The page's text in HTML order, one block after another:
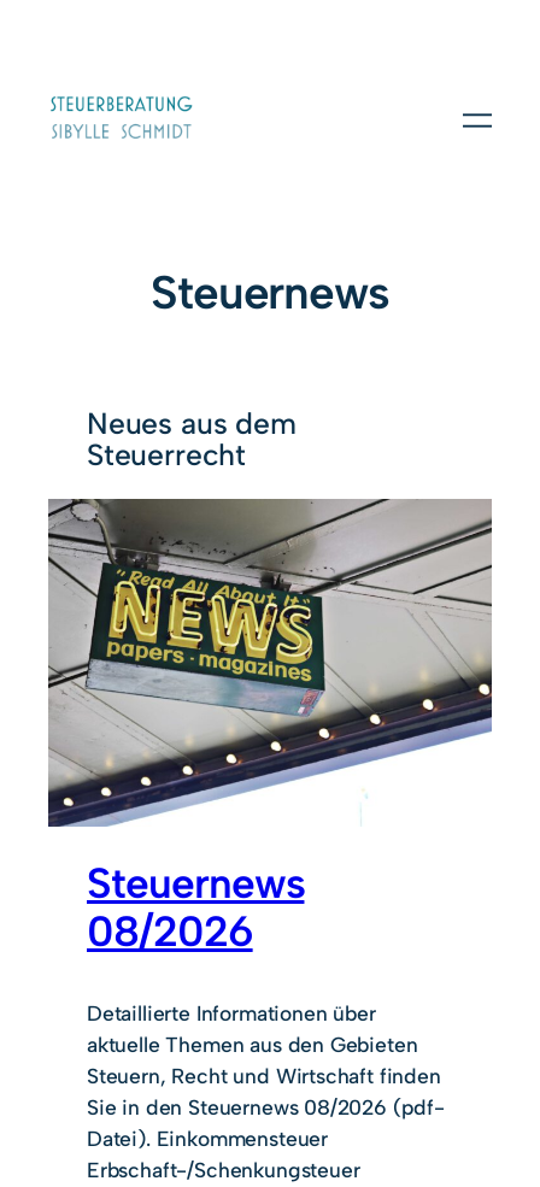
Steuernews
Neues aus dem
Steuerrecht
Steuernews
08/2026
Detaillierte Informationen über
aktuelle Themen aus den Gebieten
Steuern, Recht und Wirtschaft finden
Sie in den Steuernews 08/2026 (pdf-
Datei). Einkommensteuer
Erbschaft-/Schenkungsteuer